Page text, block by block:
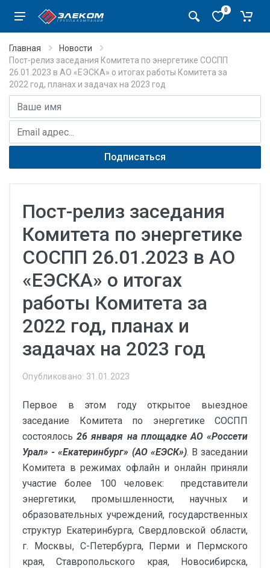
0
Главная
Новости
Пост-релиз заседания Комитета по энергетике СОСПП
26.01.2023 в АО «ЕЭСКА» о итогах работы Комитета за
2022 год, планах и задачах на 2023 год
Имя
E-mail адрес
Подписаться
Пост-релиз заседания
Комитета по энергетике
СОСПП 26.01.2023 в АО
«ЕЭСКА» о итогах
работы Комитета за
2022 год, планах и
задачах на 2023 год
Опубликовано: 31.01.2023
Первое в этом году открытое выездное
заседание Комитета по энергетике СОСПП
состоялось26 января на площадке АО «Россети
Урал» - «Екатеринбург» (АО «ЕЭСК»). В заседании
Комитета в режимах офлайн и онлайн приняли
участие более 100 человек: представители
энергетики, промышленности, научных и
образовательных учреждений, государственных
структур Екатеринбурга, Свердловской области,
г. Москвы, С-Петербурга, Перми и Пермского
края, Ставропольского края, Новосибирска,